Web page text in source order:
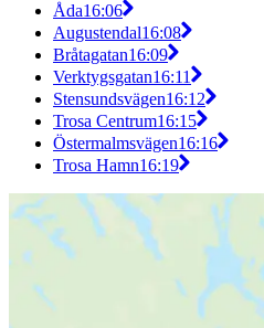
Åda16:06
Augustendal16:08
Bråtagatan16:09
Verktygsgatan16:11
Stensundsvägen16:12
Trosa Centrum16:15
Östermalmsvägen16:16
Trosa Hamn16:19